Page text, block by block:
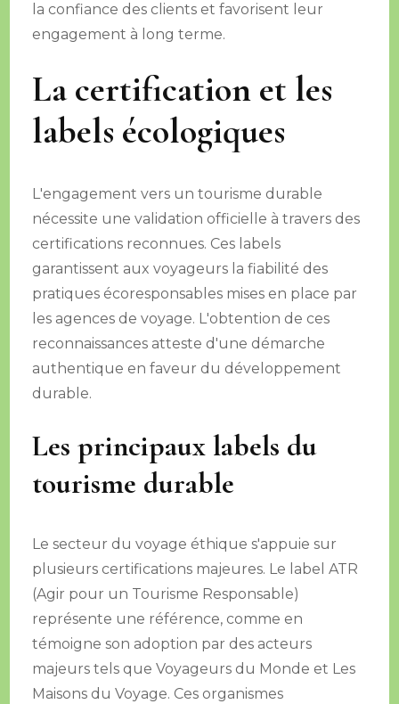
la confiance des clients et favorisent leur
engagement à long terme.
La certification et les
labels écologiques
L'engagement vers un tourisme durable
nécessite une validation officielle à travers des
certifications reconnues. Ces labels
garantissent aux voyageurs la fiabilité des
pratiques écoresponsables mises en place par
les agences de voyage. L'obtention de ces
reconnaissances atteste d'une démarche
authentique en faveur du développement
durable.
Les principaux labels du
tourisme durable
Le secteur du voyage éthique s'appuie sur
plusieurs certifications majeures. Le label ATR
(Agir pour un Tourisme Responsable)
représente une référence, comme en
témoigne son adoption par des acteurs
majeurs tels que Voyageurs du Monde et Les
Maisons du Voyage. Ces organismes